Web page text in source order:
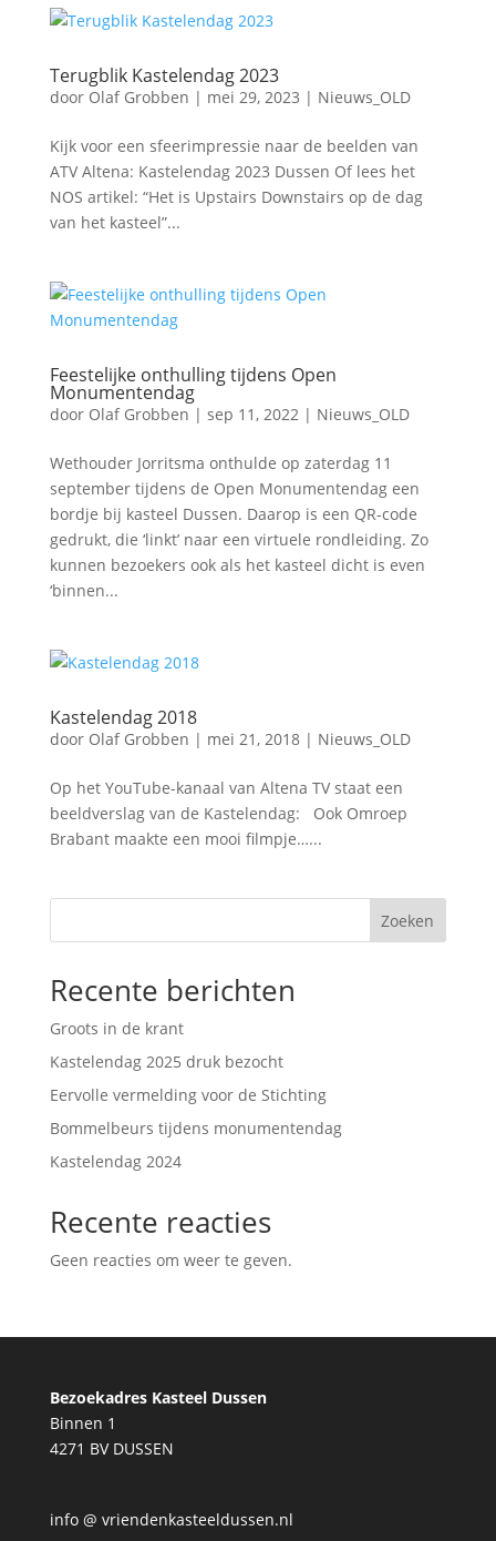
Terugblik Kastelendag 2023
door Olaf Grobben | mei 29, 2023 | Nieuws_OLD
Kijk voor een sfeerimpressie naar de beelden van
ATV Altena: Kastelendag 2023 Dussen Of lees het
NOS artikel: “Het is Upstairs Downstairs op de dag
van het kasteel”...
Feestelijke onthulling tijdens Open
Monumentendag
door Olaf Grobben | sep 11, 2022| Nieuws_OLD
Wethouder Jorritsma onthulde op zaterdag 11
september tijdens de Open Monumentendag een
bordje bij kasteel Dussen. Daarop is een QR-code
gedrukt, die ‘linkt’ naar een virtuele rondleiding. Zo
kunnen bezoekers ook als het kasteel dicht is even
‘binnen...
Kastelendag 2018
door Olaf Grobben | mei 21, 2018| Nieuws_OLD
Op het YouTube-kanaal van Altena TV staat een
beeldverslag van de Kastelendag: Ook Omroep
Brabant maakte een mooi filmpje…...
Zoeken
Recente berichten
Groots in de krant
Kastelendag 2025 druk bezocht
Eervolle vermelding voor de Stichting
Bommelbeurs tijdens monumentendag
Kastelendag 2024
Recente reacties
Geen reacties om weer te geven.
Bezoekadres Kasteel Dussen
Binnen 1
4271 BV DUSSEN
info @ vriendenkasteeldussen.nl